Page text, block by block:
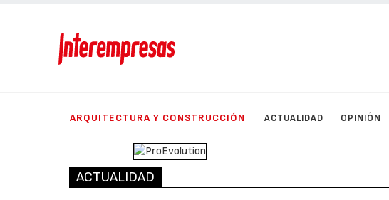
ARQUITECTURA Y CONSTRUCCIÓN ACTUALIDAD OPINIÓN
ACTUALIDAD